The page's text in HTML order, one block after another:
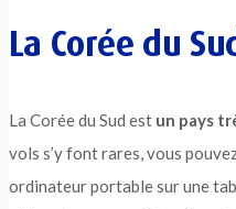
La Corée du
La Corée du Sud est un pays
vols s’y font rares, vous
ordinateur portable sur une